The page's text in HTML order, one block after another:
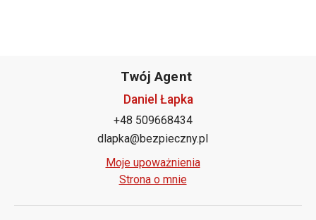
Twój Agent
Daniel Łapka
+48 509668434
dlapka@bezpieczny.pl
Moje upoważnienia
Strona o mnie